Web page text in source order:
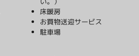
床暖房
お買物送迎サービス
駐車場